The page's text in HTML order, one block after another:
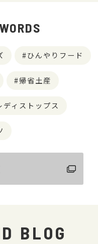
ひんやりフード
帰省土産
ディストップス
BLOG